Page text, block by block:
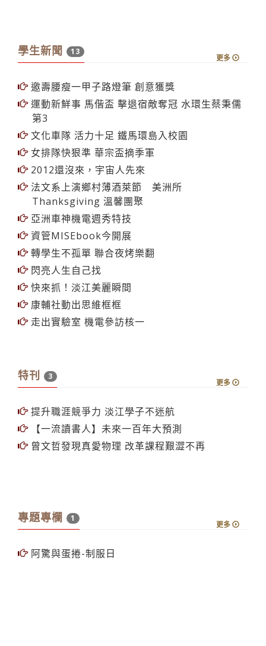
學生新聞 13
更多
邀壽腰瘦一甲子路燈筆 創意獲獎
運動新鮮事 馬偕盃 擊退宿敵奪冠 水環生蔡秉儒
第3
文化車隊 活力十足 鐵馬環島入校園
女排隊快狠準 華宗盃摘季軍
2012還沒來，宇宙人先來
法文系上演鄉村薄酒萊節 美洲所
Thanksgiving 溫馨團聚
亞洲車神機電週秀特技
資管MISEbook今開展
轉學生不孤單 聯合夜烤樂翻
閃亮人生自己找
快來抓！淡江美麗瞬間
康輔社動出思維框框
走出實驗室 機電參訪核一
特刊 3
更多
提升職涯競爭力 淡江學子不迷航
【一流讀書人】未來一百年大預測
曾文哲發現真愛物理 改革課程艱澀不再
專題專欄 1
更多
阿驚與蛋捲-制服日